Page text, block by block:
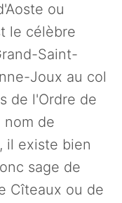
ou
le célèbre
Saint-
Joux au col
de l'Ordre de
nom de
il existe bien
sage de
Cîteaux ou de